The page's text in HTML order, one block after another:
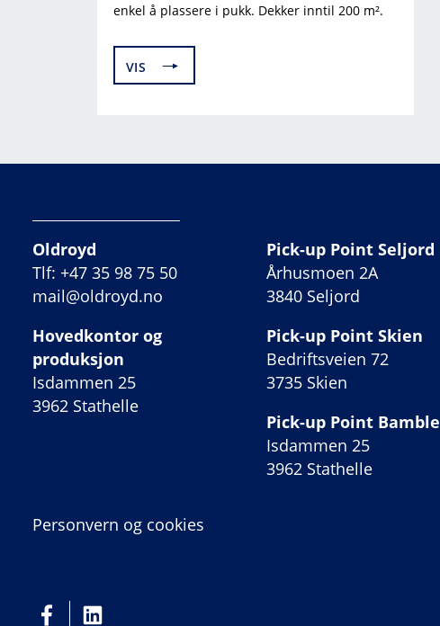
enkel å plassere i pukk. Dekker inntil 200 m².
VIS
Oldroyd
Tlf: +47 35 98 75 50
mail@oldroyd.no
Hovedkontor og
produksjon
Isdammen 25
3962 Stathelle
Pick-up Point Seljord
Århusmoen 2A
3840 Seljord
Pick-up Point Skien
Bedriftsveien 72
3735 Skien
Pick-up Point Bamble
Isdammen 25
3962 Stathelle
Personvern og cookies